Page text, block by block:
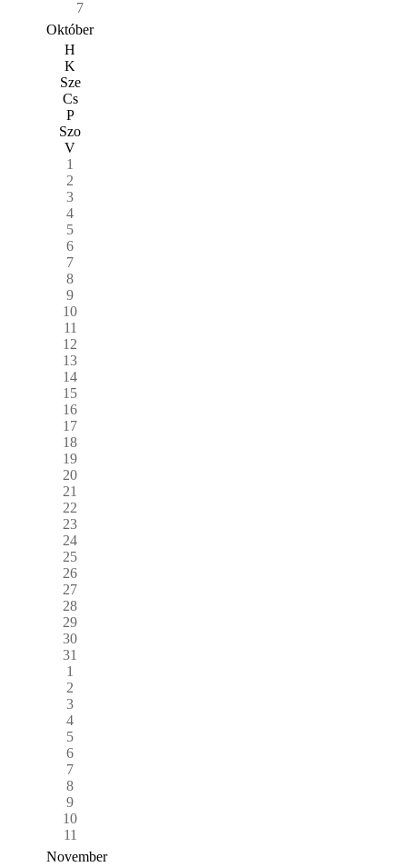
7
Október
H
K
Sze
Cs
P
Szo
V
1
2
3
4
5
6
7
8
9
10
11
12
13
14
15
16
17
18
19
20
21
22
23
24
25
26
27
28
29
30
31
1
2
3
4
5
6
7
8
9
10
11
November